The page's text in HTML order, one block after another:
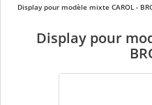
Display pour modèle mixte CAROL -
Display pour